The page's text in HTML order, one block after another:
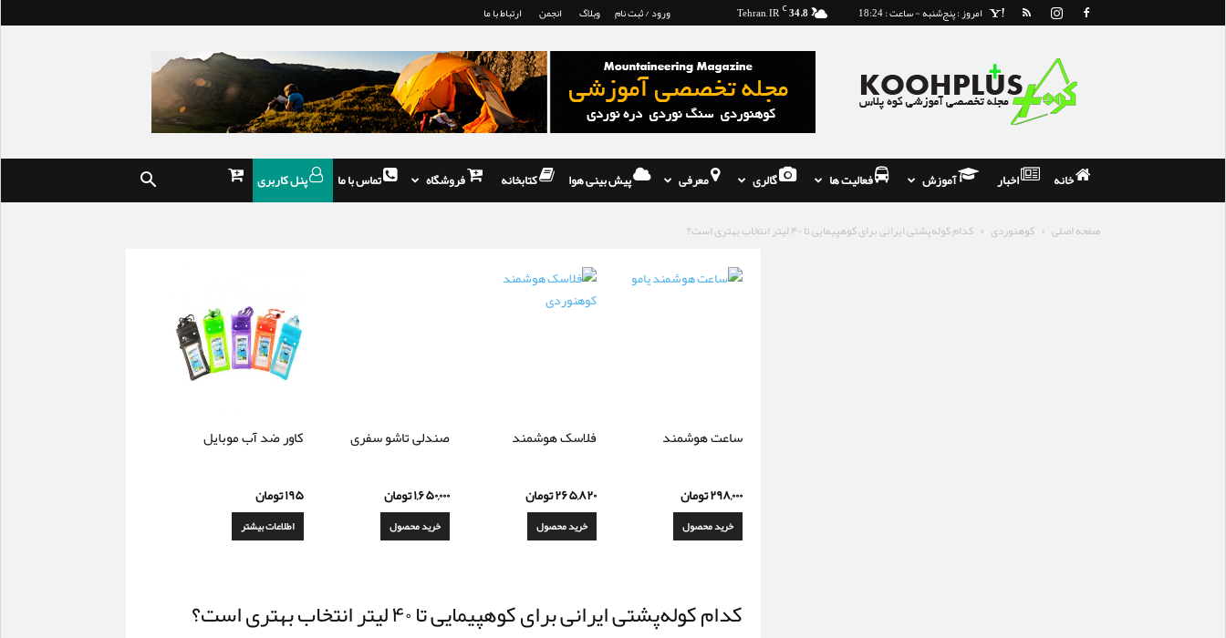
34.8
C
Tehran, IR امروز : پنج‌شنبه - ساعت : 18:24 ورود / ثبت نام وبلاگ انجمن ارتباط با ما
مجله
و
فروشگاه
تخصصی
نوردی
خانه اخبار آموزش فعالیت ها گالری معرفی پیش بینی هوا کتابخانه فروشگاه تماس با ما پنل کاربری
صفحه اصلی کوهنوردی کدام کوله‌پشتی ایرانی برای کوهپیمایی تا ۴۰ لیتر انتخاب بهتری است؟
ساعت هوشمند
۲۹۸,۰۰۰تومان
خرید محصول
فلاسک هوشمند
۲۶۵,۸۲۰تومان
خرید محصول
صندلی تاشو سفری
۱,۶۵۰,۰۰۰تومان
خرید محصول
کاور ضد آب موبایل
۱۹۵تومان
اطلاعات بیشتر
کدام کوله‌پشتی ایرانی برای کوهپیمایی تا ۴۰ لیتر انتخاب بهتری است؟